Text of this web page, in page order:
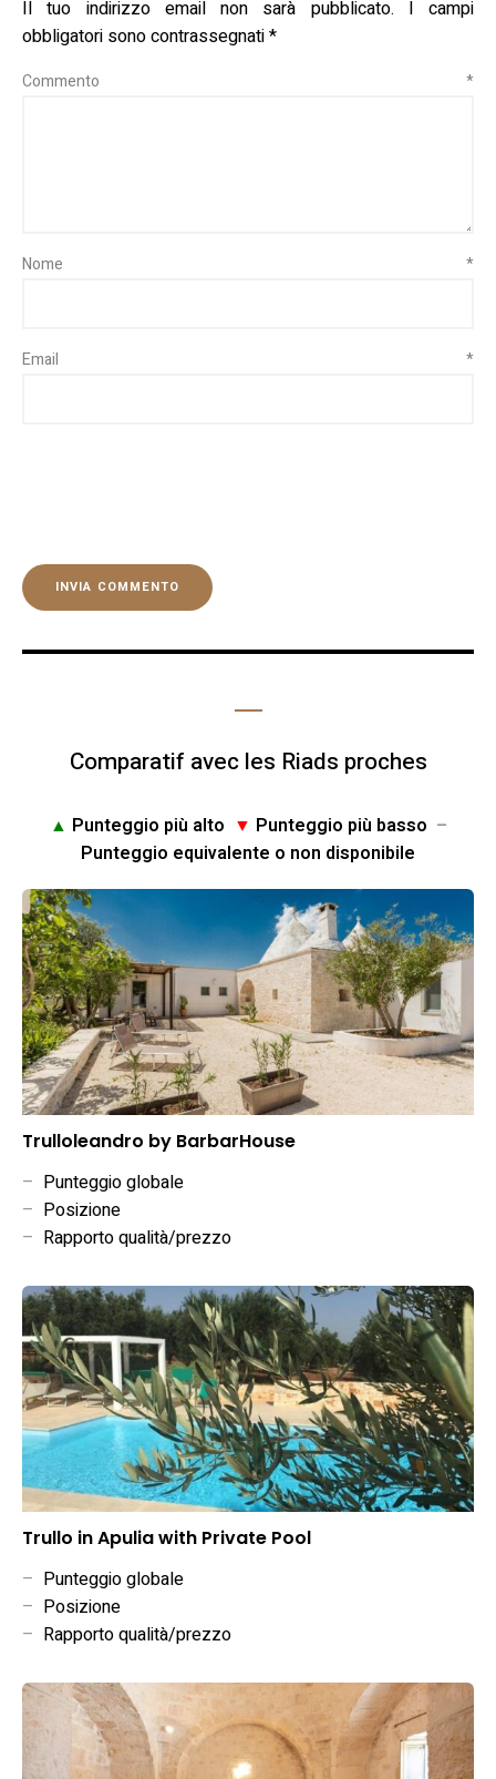
Il tuo indirizzo email non sarà pubblicato.
I campi
obbligatori sono contrassegnati*
Commento *
Nome *
Email *
Comparatif avec les Riads proches
▲ Punteggio più alto ▼ Punteggio più basso –
Punteggio equivalente o non disponibile
Trulloleandro by BarbarHouse
– Punteggio globale
– Posizione
– Rapporto qualità/prezzo
Trullo in Apulia with Private Pool
– Punteggio globale
– Posizione
– Rapporto qualità/prezzo